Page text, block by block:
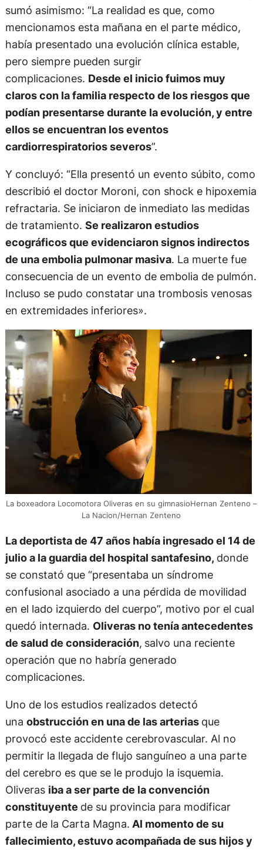
sumó asimismo: “La realidad es que, como
mencionamos esta mañana en el parte médico,
había presentado una evolución clínica estable,
pero siempre pueden surgir
complicaciones. Desde el inicio fuimos muy
claros con la familia respecto de los riesgos que
podían presentarse durante la evolución, y entre
ellos se encuentran los eventos
cardiorrespiratorios severos”.
Y concluyó: “Ella presentó un evento súbito, como
describió el doctor Moroni, con shock e hipoxemia
refractaria. Se iniciaron de inmediato las medidas
de tratamiento. Se realizaron estudios
ecográficos que evidenciaron signos indirectos
de una embolia pulmonar masiva. La muerte fue
consecuencia de un evento de embolia de pulmón.
Incluso se pudo constatar una trombosis venosas
en extremidades inferiores».
La boxeadora Locomotora Oliveras en su gimnasioHernan Zenteno –
La Nacion/Hernan Zenteno
La deportista de 47 años había ingresado el 14 de
julio a la guardia del hospital santafesino, donde
se constató que “presentaba un síndrome
confusional asociado a una pérdida de movilidad
en el lado izquierdo del cuerpo”, motivo por el cual
quedó internada. Oliveras no tenía antecedentes
de salud de consideración, salvo una reciente
operación que no habría generado
complicaciones.
Uno de los estudios realizados detectó
una obstrucción en una de las arterias que
provocó este accidente cerebrovascular. Al no
permitir la llegada de flujo sanguíneo a una parte
del cerebro es que se le produjo la isquemia.
Oliveras iba a ser parte de la convención
constituyente de su provincia para modificar
parte de la Carta Magna. Al momento de su
fallecimiento, estuvo acompañada de sus hijos y